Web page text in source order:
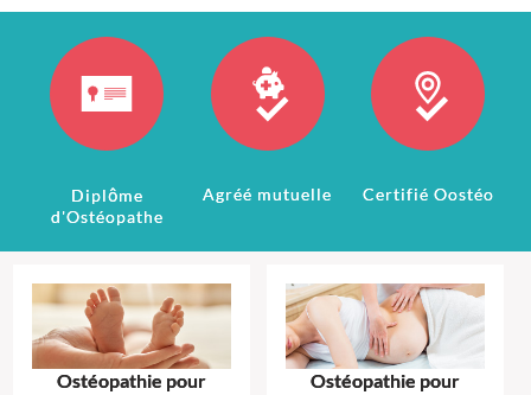
Diplôme
d'Ostéopathe
Agréé mutuelle Certifié Oostéo
Ostéopathie pour
Ostéopathie pour